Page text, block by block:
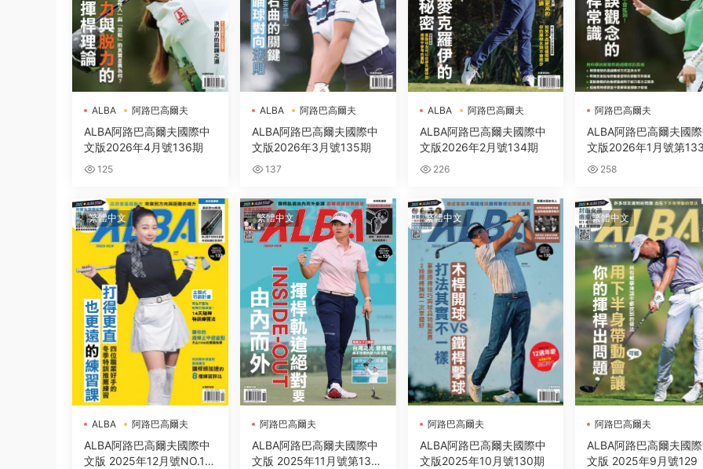
ALBA 阿路巴高爾夫
ALBA阿路巴高爾夫國際中
文版2026年4月號136期
125
ALBA 阿路巴高爾夫
ALBA阿路巴高爾夫國際中
文版2026年3月號135期
137
ALBA 阿路巴高爾夫
ALBA阿路巴高爾夫國際中
文版2026年2月號134期
226
阿路巴高爾夫
ALBA阿路巴高爾夫國
文版2026年1月號第
258
繁體中文
ALBA 阿路巴高爾夫
ALBA阿路巴高爾夫國際中
文版 2025年12月號NO.13
繁體中文
阿路巴高爾夫
ALBA阿路巴高爾夫國際中
文版 2025年11月號第131
繁體中文
阿路巴高爾夫
ALBA阿路巴高爾夫國際中
文版2025年10月號130期
繁體中文
阿路巴高爾夫
ALBA阿路巴高爾夫國
文版 2025年9月號129